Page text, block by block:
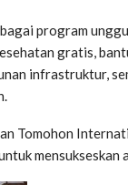
program
gratis,
infrastruktur,
Tomohon
mensukseskan